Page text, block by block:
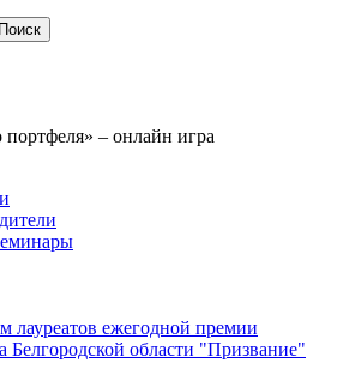
– онлайн игра
лауреатов ежегодной премии
Белгородской области "Призвание"